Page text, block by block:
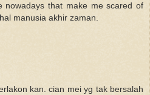
nowadays that make me scared of
manusia akhir zaman.
kan. cian mei yg tak bersalah